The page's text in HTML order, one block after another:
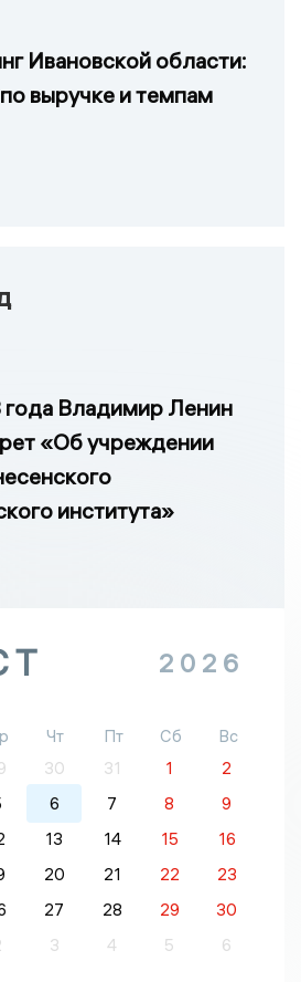
Ивановской области:
выручке и темпам
года Владимир Ленин
«Об учреждении
института»
2026
Чт Пт Сб
Вс
30 31 1
2
6 7 8
9
13 14 15
16
20 21 22
23
27 28 29
30
3 4 5 6